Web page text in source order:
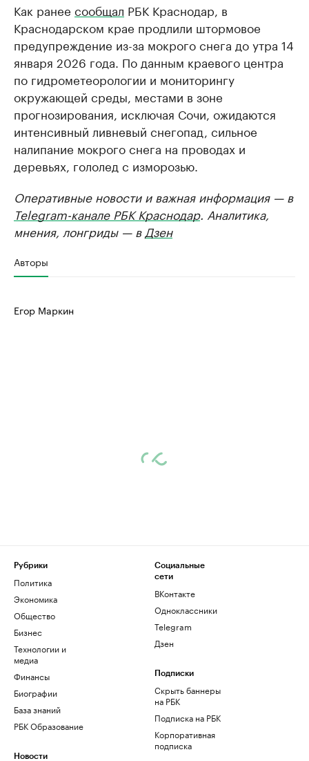
Как ранее сообщал РБК Краснодар, в
Краснодарском крае продлили штормовое
предупреждение из-за мокрого снега до утра 14
января 2026 года. По данным краевого центра
по гидрометеорологии и мониторингу
окружающей среды, местами в зоне
прогнозирования, исключая Сочи, ожидаются
интенсивный ливневый снегопад, сильное
налипание мокрого снега на проводах и
деревьях, гололед с изморозью.
Оперативные новости и важная информация — в
Telegram-канале РБК Краснодар. Аналитика,
мнения, лонгриды — в Дзен
Авторы
Егор Маркин
Рубрики
Политика
Экономика
Общество
Бизнес
Технологии и
медиа
Финансы
Биографии
База знаний
РБК Образование
Новости
Социальные
сети
ВКонтакте
Одноклассники
Telegram
Дзен
Подписки
Скрыть баннеры
на РБК
Подписка на РБК
Корпоративная
подписка